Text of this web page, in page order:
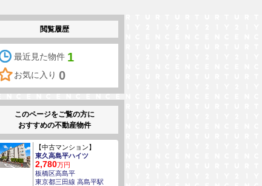
閲覧履歴
最近見た物件 1
お気に入り 0
このページをご覧の方に
おすすめの不動産物件
【中古マンション】
東久高島平ハイツ
2,780万円
板橋区高島平
東京都三田線 高島平駅